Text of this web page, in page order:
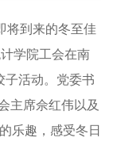
到来的冬至佳
学院工会在南
子活动。党委书
主席佘红伟以及
乐趣，感受冬日